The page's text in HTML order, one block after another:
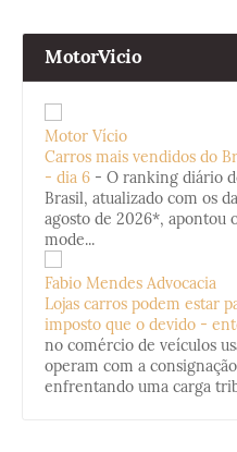
MotorVicio
Motor Vício
Carros mais vendidos do
- dia 6 - O ranking diário
Brasil, atualizado com os
agosto de 2026*, apontou
mode...
Fabio Mendes Advocacia
Lojas carros podem estar
imposto que o devido -
no comércio de veículos
operam com a
enfrentando uma carga